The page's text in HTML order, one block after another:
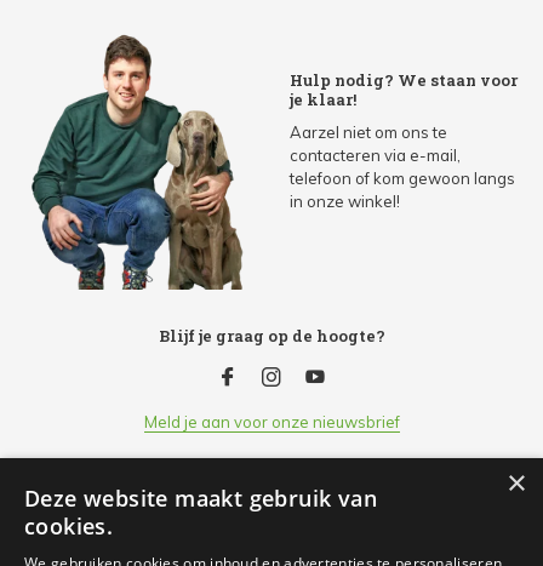
Hulp nodig? We staan voor
je klaar!
Aarzel niet om ons te
contacteren via e-mail,
telefoon of kom gewoon langs
in onze winkel!
Blijf je graag op de hoogte?
Meld je aan voor onze nieuwsbrief
Klantenservice
×
Deze website maakt gebruik van
cookies.